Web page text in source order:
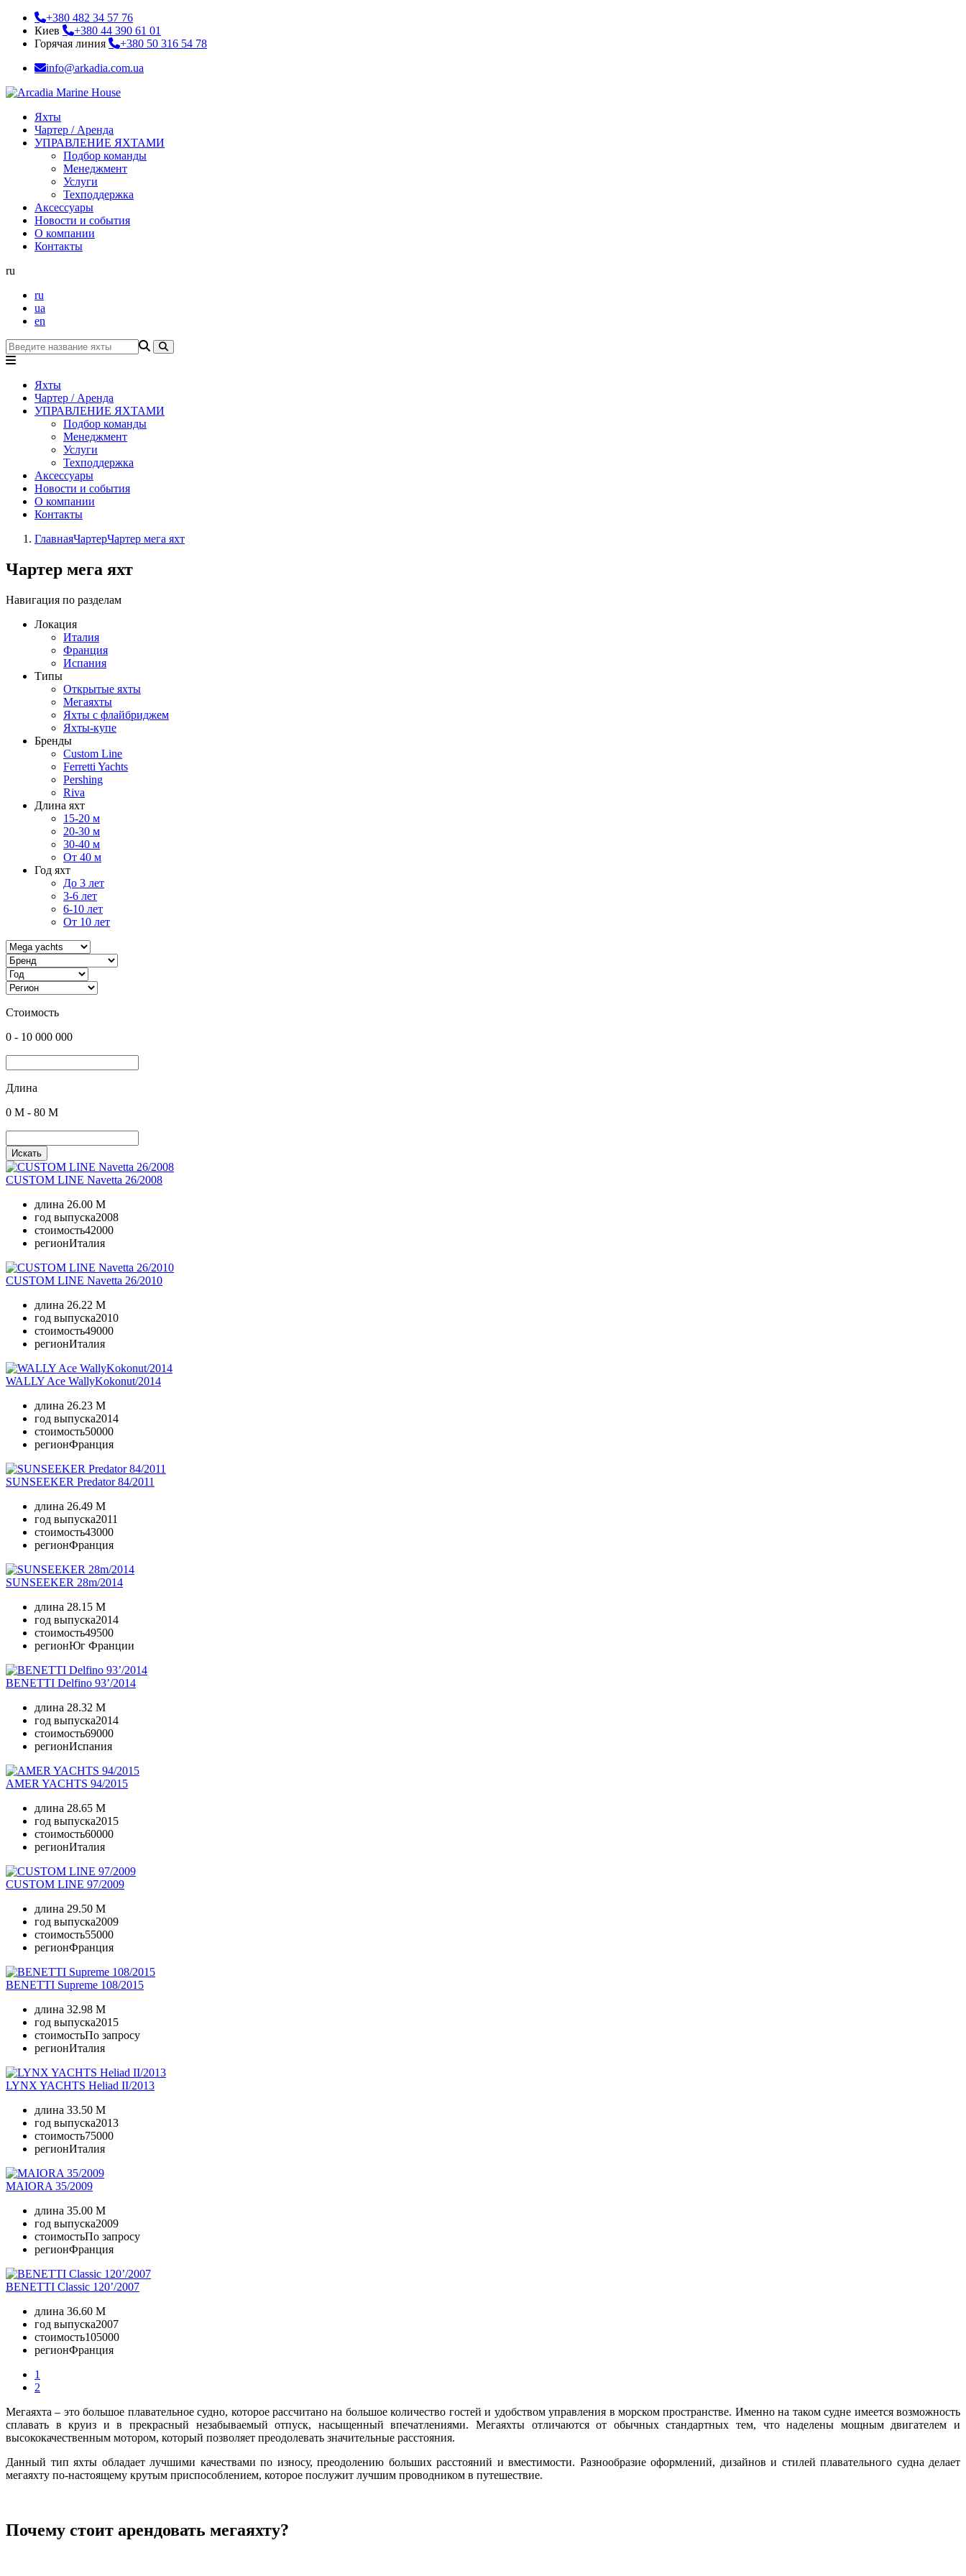
+380 482 34 57 76
Киев
+380 44 390 61 01
Горячая линия
+380 50 316 54 78
info@arkadia.com.ua
Яхты
Чартер / Аренда
УПРАВЛЕНИЕ ЯХТАМИ
Подбор команды
Менеджмент
Услуги
Техподдержка
Аксессуары
Новости и события
О компании
Контакты
ru
ru
ua
en
Яхты
Чартер / Аренда
УПРАВЛЕНИЕ ЯХТАМИ
Подбор команды
Менеджмент
Услуги
Техподдержка
Аксессуары
Новости и события
О компании
Контакты
ГлавнаяЧартерЧартер мега яхт
Чартер мега яхт
Навигация по разделам
Локация
Италия
Франция
Испания
Типы
Открытые яхты
Мегаяхты
Яхты с флайбриджем
Яхты-купе
Бренды
Custom Line
Ferretti Yachts
Pershing
Riva
Длина яхт
15-20 м
20-30 м
30-40 м
От 40 м
Год яхт
До 3 лет
3-6 лет
6-10 лет
От 10 лет
Стоимость
0 - 10 000 000
Длина
0 M - 80 M
Искать
CUSTOM LINE Navetta 26/2008
длина 26.00 M
год выпуска2008
стоимость42000
регионИталия
CUSTOM LINE Navetta 26/2010
длина 26.22 M
год выпуска2010
стоимость49000
регионИталия
WALLY Ace WallyKokonut/2014
длина 26.23 M
год выпуска2014
стоимость50000
регионФранция
SUNSEEKER Predator 84/2011
длина 26.49 M
год выпуска2011
стоимость43000
регионФранция
SUNSEEKER 28m/2014
длина 28.15 M
год выпуска2014
стоимость49500
регионЮг Франции
BENETTI Delfino 93’/2014
длина 28.32 M
год выпуска2014
стоимость69000
регионИспания
AMER YACHTS 94/2015
длина 28.65 M
год выпуска2015
стоимость60000
регионИталия
CUSTOM LINE 97/2009
длина 29.50 M
год выпуска2009
стоимость55000
регионФранция
BENETTI Supreme 108/2015
длина 32.98 M
год выпуска2015
стоимостьПо запросу
регионИталия
LYNX YACHTS Heliad II/2013
длина 33.50 M
год выпуска2013
стоимость75000
регионИталия
MAIORA 35/2009
длина 35.00 M
год выпуска2009
стоимостьПо запросу
регионФранция
BENETTI Classic 120’/2007
длина 36.60 M
год выпуска2007
стоимость105000
регионФранция
1
2
Мегаяхта – это большое плавательное судно, которое рассчитано на большое количество гостей и удобством управления в морском пространстве. Именно на таком судне имеется возможность
сплавать в круиз и в прекрасный незабываемый отпуск, насыщенный впечатлениями. Мегаяхты отличаются от обычных стандартных тем, что наделены мощным двигателем и
высококачественным мотором, который позволяет преодолевать значительные расстояния.
Данный тип яхты обладает лучшими качествами по износу, преодолению больших расстояний и вместимости. Разнообразие оформлений, дизайнов и стилей плавательного судна делает
мегаяхту по-настоящему крутым приспособлением, которое послужит лучшим проводником в путешествие.
Почему стоит арендовать мегаяхту?